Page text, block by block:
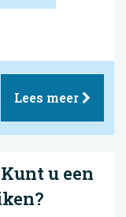
Lees meer
u een